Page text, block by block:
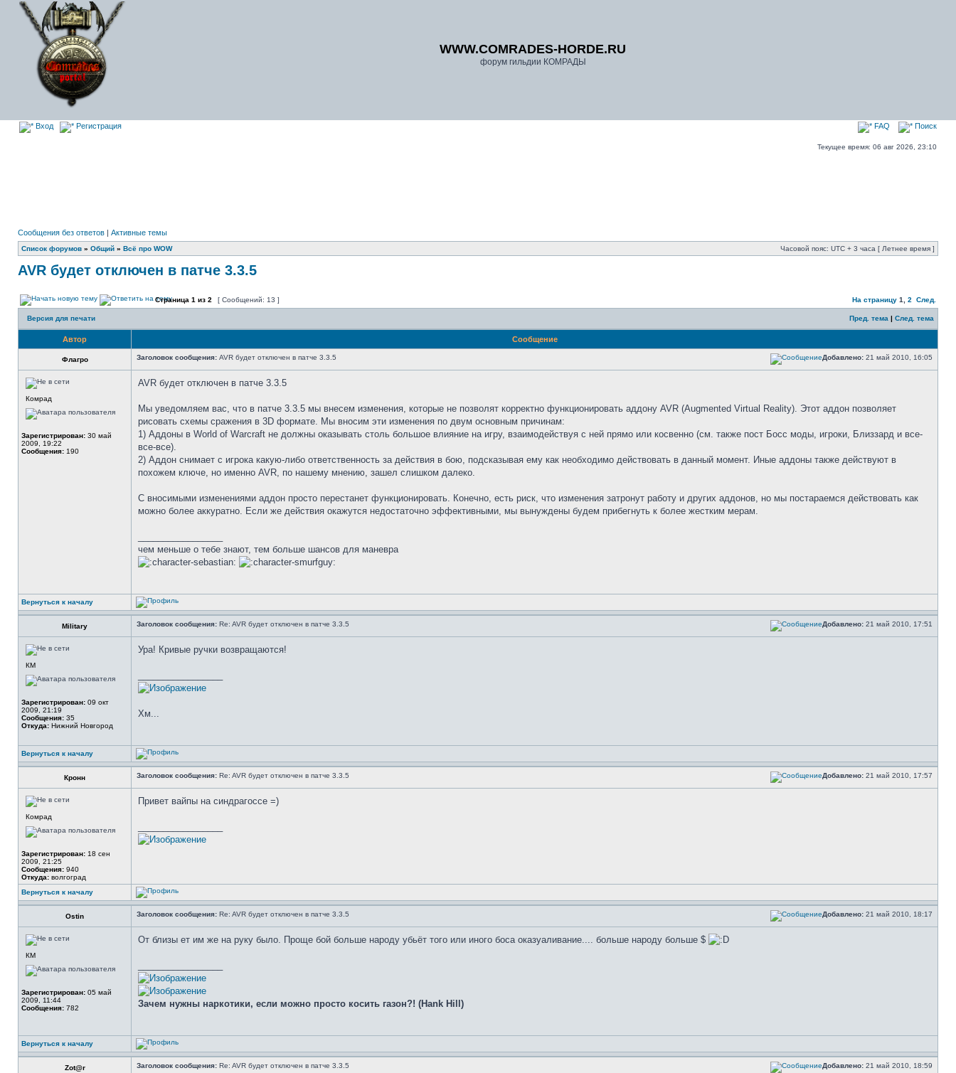
WWW.COMRADES-HORDE.RU
форум гильдии КОМРАДЫ
Вход Регистрация FAQ Поиск
Текущее время: 06 авг 2026, 23:10
Сообщения без ответов | Активные темы
Список форумов » Общий » Всё про WOW Часовой пояс: UTC + 3 часа [ Летнее время ]
AVR будет отключен в патче 3.3.5
Страница 1 из 2 [ Сообщений: 13 ] На страницу 1 2 След.
Версия для печати Пред. тема | След. тема
Автор Сообщение
Флагро Заголовок сообщения: AVR будет отключен в патче 3.3.5 Добавлено: 21 май 2010, 16:05
Комрад
Зарегистрирован: 30 май
2009, 19:22
Сообщения: 190
AVR будет отключен в патче 3.3.5
Мы уведомляем вас, что в патче 3.3.5 мы внесем изменения, которые не позволят корректно функционировать аддону AVR (Augmented Virtual Reality). Этот аддон позволяет
рисовать схемы сражения в 3D формате. Мы вносим эти изменения по двум основным причинам:
1) Аддоны в World of Warcraft не должны оказывать столь большое влияние на игру, взаимодействуя с ней прямо или косвенно (см. также пост Босс моды, игроки, Близзард и все-
все-все).
2) Аддон снимает с игрока какую-либо ответственность за действия в бою, подсказывая ему как необходимо действовать в данный момент. Иные аддоны также действуют в
похожем ключе, но именно AVR, по нашему мнению, зашел слишком далеко.
С вносимыми изменениями аддон просто перестанет функционировать. Конечно, есть риск, что изменения затронут работу и других аддонов, но мы постараемся действовать как
можно более аккуратно. Если же действия окажутся недостаточно эффективными, мы вынуждены будем прибегнуть к более жестким мерам.
чем меньше о тебе знают, тем больше шансов для маневра
Вернуться к началу
Military Заголовок сообщения: Re: AVR будет отключен в патче 3.3.5 Добавлено: 21 май 2010, 17:51
КМ
Зарегистрирован: 09 окт
2009, 21:19
Сообщения: 35
Откуда: Нижний Новгород
Ура! Кривые ручки возвращаются!
Хм...
Вернуться к началу
Кронн Заголовок сообщения: Re: AVR будет отключен в патче 3.3.5 Добавлено: 21 май 2010, 17:57
Комрад
Зарегистрирован: 18 сен
2009, 21:25
Сообщения: 940
Откуда: волгоград
Привет вайпы на синдрагоссе =)
Вернуться к началу
Оstin Заголовок сообщения: Re: AVR будет отключен в патче 3.3.5 Добавлено: 21 май 2010, 18:17
КМ
Зарегистрирован: 05 май
2009, 11:44
Сообщения: 782
От близы ет им же на руку было. Проще бой больше народу убьёт того или иного боса оказуаливание.... больше народу больше $
Зачем нужны наркотики, если можно просто косить газон?! (Hank Hill)
Вернуться к началу
Zot@r Заголовок сообщения: Re: AVR будет отключен в патче 3.3.5 Добавлено: 21 май 2010, 18:59